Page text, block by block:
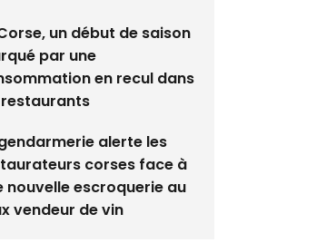
un début de saison
par une
en recul dans
alerte les
corses face à
nouvelle escroquerie au
vendeur de vin